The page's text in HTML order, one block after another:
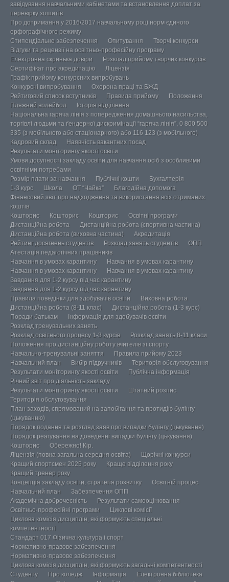
завідування навчальними кабінетами та встановлення доплат за
перевірку зошитів
Про дотримання у 2016/2017 навчальному році норм єдиного
орфографічного режиму
Стипендіальне забезпечення
Опитування
Творчі конкурси
Відгуки та рецензії на освітньо-професійну програму
Електронна скринька довіри
Розклад прийому творчих конкурсів
Сертифікат про акредитацію
Ліцензія
Графік прийому конкурсних випробувань
Конкурсні випробування
Охорона праці та БЖД
Рейтиговий список вступників
Правила прийому
Положення
Пляжний волейбол
Історія відділення
Національна гаряча лінія з попередження домашнього насильства,
торгівлі людьми та ґендерної дискримінації “гаряча лінія”, 0 800 500
335 (з мобільного або стаціонарного) або 116 123 (з мобільного)
Кадровий склад
Наявність вакантних посад
Результати моніторингу якості освіти
Умови досупності закладу освіти для навчання осіб з особливими
освітніми потребами
Розмір плати за навчання
Публічні кошти
Бухгалтерія
1-3 курс
Школа ОТ “Чайка”
Благодійна допомога
Фінансовий звіт про надходження та використання всіх отриманих
коштів
Кошторис
Кошторис Кошторис
Освітні програми
Дистанційна робота
Дистанційна робота (спортивна частина)
Дистанційна робота (виховна частина)
Акредитація
Рейтинг досягнень студентів
Розклад занять студентів
ОПП
Атестація педагогічних працівників
Навчання в умовах карантину
Навчання в умовах карантину
Навчання в умовах карантину
Навчання в умовах карантину
Завдання для 1-2 курсу під час карантину
Завдання для 1-2 курсу під час карантину
Правила поведінки для здобувачів освіти
Виховна робота
Дистанційна робота (8-11 клас)
Дистанційна робота (1-3 курс)
Поради батькам
Інформація для здобувачів освіти
Розклад тренувальних занять
Розклад освітнього процесу 1-3 курсів
Розклад занять 8-11 класи
Положення про дистанційну роботу вчителів зі спорту
Навчально-тренувальні заняття
Правила прийому 2023
Навчальний план
Вибір підручників
Територія обслуговування
Результати моніторингу якості освіти
Публічна інформація
Річний звіт про діяльність закладу
Результати моніторингу якості освіти
Штатний розпис
Територія обслуговування
План заходів, спрямований на запобігання та протидію булінгу
(цькуванню)
Порядок подання та розгляд заяв про випадки булінгу (цькування)
Порядок реагування на доведенні випадки булінгу (цькування)
Кошторис
Обережно! Кір.
Ліцензія (повна загальна середня освіта)
Щорічні конкурси
Кращий спортсмен 2025 року
Краще відділення року
Кращий тренер року
Концепція закладу освіти, стратегія розвитку
Освітній процес
Навчальний план
Забезпечення ОПП
Академічна доброчесність
Результати самооцінювання
Освітньо-професійні програми
Циклові комісії
Циклова комісія дисциплін, які формують спеціальні
компетентності
Стандарт 017 Фізична культура і спорт
Нормативно-правове забезпечення
Нормативно-правове забезпечення
Циклова комісія дисциплін, які формують загальні компетентності
Студенту
Про коледж Інформація
Електронна бібліотека